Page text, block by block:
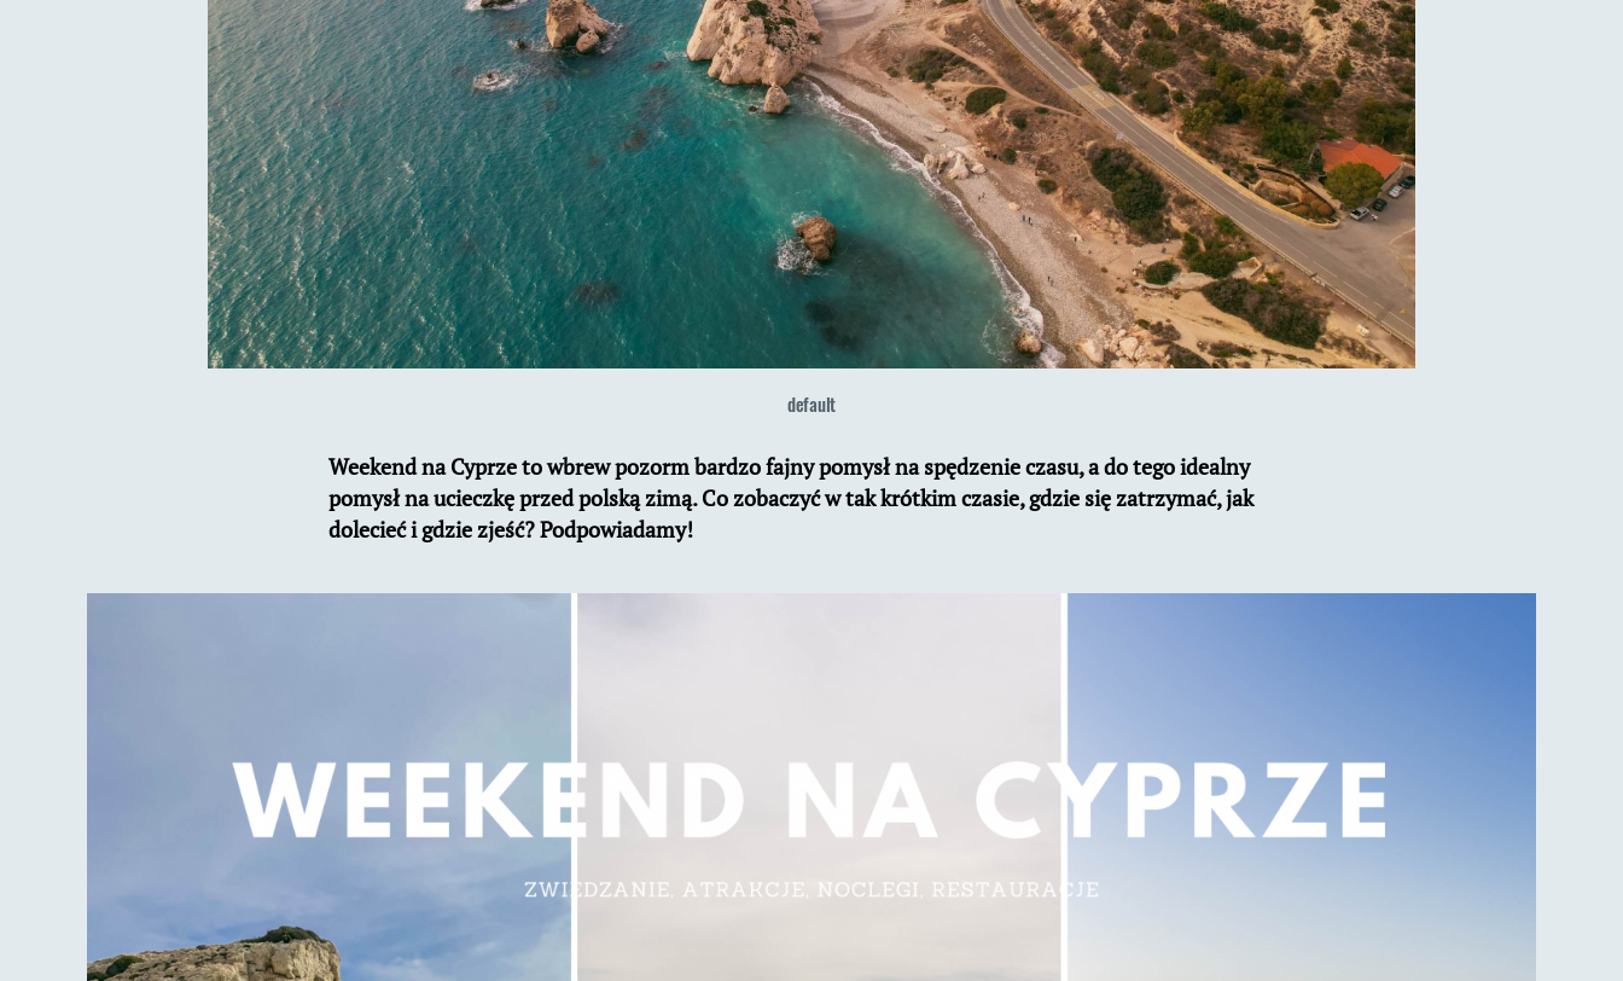
default
Weekend na Cyprze to wbrew pozorm bardzo fajny pomysł na spędzenie czasu, a do tego idealny
pomysł na ucieczkę przed polską zimą. Co zobaczyć w tak krótkim czasie, gdzie się zatrzymać, jak
dolecieć i gdzie zjeść? Podpowiadamy!